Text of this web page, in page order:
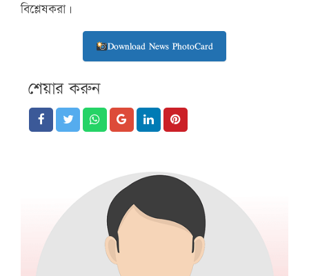
বিশ্লেষকরা।
Download News PhotoCard
শেয়ার করুন